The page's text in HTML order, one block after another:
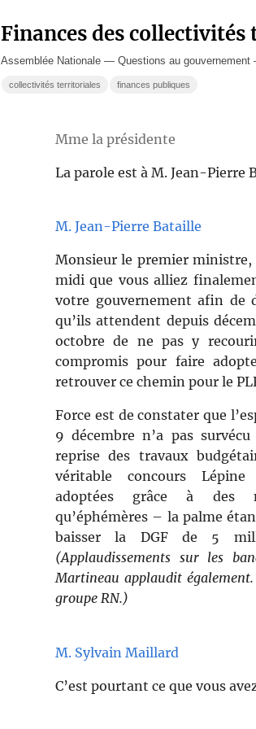
Finances des
Assemblée Nationale — Questions au
collectivités territoriales finances publiques
Mme la présidente
La parole est à M. Jean-Pierre
M. Jean-Pierre Bataille
Monsieur le premier ministre,
midi que vous alliez
votre gouvernement afin de
qu’ils attendent depuis
octobre de ne pas y
compromis pour faire
retrouver ce chemin pour le
Force est de constater que
9 décembre n’a pas
reprise des travaux
véritable concours
adoptées grâce à des
qu’éphémères – la palme
baisser la DGF de 5
(Applaudissements sur les
Martineau applaudit
groupe RN.)
M. Sylvain Maillard
C’est pourtant ce que vous